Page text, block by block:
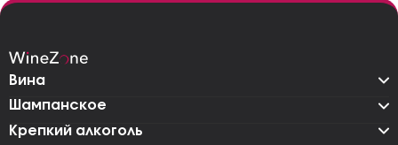
Вина
Шампанское
Крепкий алкоголь